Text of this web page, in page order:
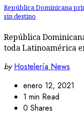
República Dominicana
sin destino
República
toda Latinoamérica
by Hostelería News
enero 12, 2021
1 min Read
0 Shares